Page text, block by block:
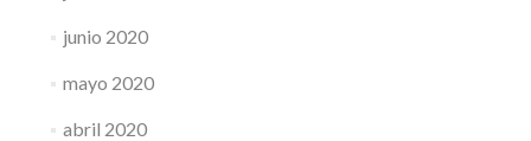
junio 2020
mayo 2020
abril 2020